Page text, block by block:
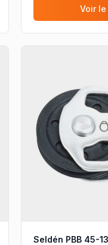
Voir
Seldén PBB 45-